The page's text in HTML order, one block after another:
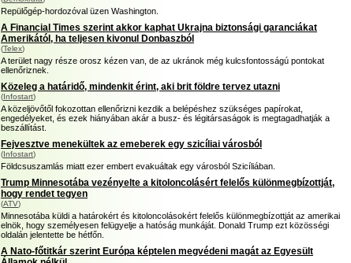
Repülőgép-hordozóval üzen Washington.
A Financial Times szerint akkor kaphat Ukrajna biztonsági garanciákat
Amerikától, ha teljesen kivonul Donbaszból
(Telex)
A terület nagy része orosz kézen van, de az ukránok még kulcsfontosságú pontokat
ellenőriznek.
Közeleg a határidő, mindenkit érint, aki brit földre tervez utazni
(Infostart)
A közeljövőtől fokozottan ellenőrizni kezdik a belépéshez szükséges papírokat,
engedélyeket, és ezek hiányában akár a busz- és légitársaságok is megtagadhatják a
beszállítást.
Fejvesztve menekültek az emeberek egy szicíliai városból
(Infostart)
Földcsuszamlás miatt ezer embert evakuáltak egy városból Szicíliában.
Trump Minnesotába vezényelte a kitoloncolásért felelős különmegbízottját,
hogy rendet tegyen
(ATV)
Minnesotába küldi a határokért és kitoloncolásokért felelős különmegbízottját az amerikai
elnök, hogy személyesen felügyelje a hatóság munkáját. Donald Trump ezt közösségi
oldalán jelentette be hétfőn.
A Nato-főtitkár szerint Európa képtelen megvédeni magát az Egyesült